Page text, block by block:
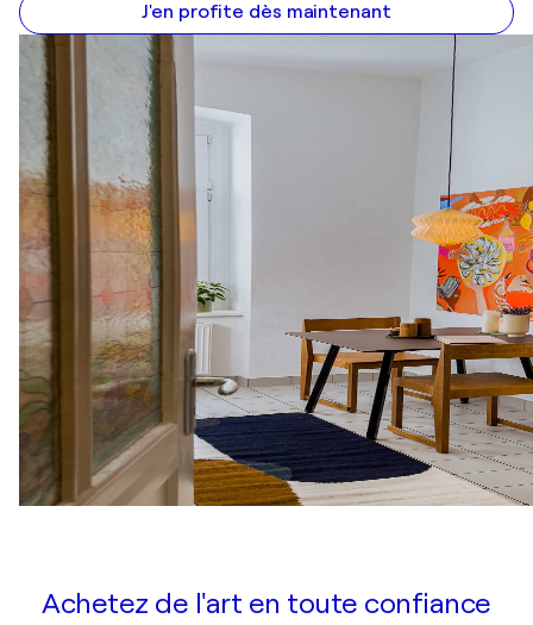
J'en profite dès maintenant
Achetez de l'art en toute confiance